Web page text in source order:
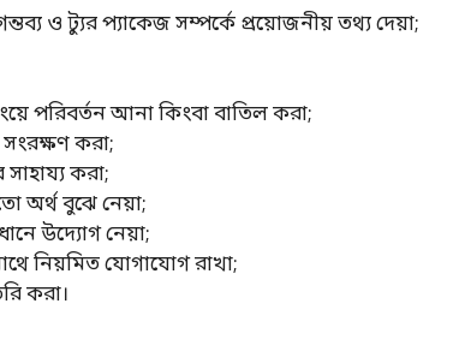
ও ট্যুর প্যাকেজ সম্পর্কে প্রয়োজনীয় তথ্য দেয়া;
পরিবর্তন আনা কিংবা বাতিল করা;
করা;
করা;
অর্থ বুঝে নেয়া;
উদ্যোগ নেয়া;
নিয়মিত যোগাযোগ রাখা;
করা।